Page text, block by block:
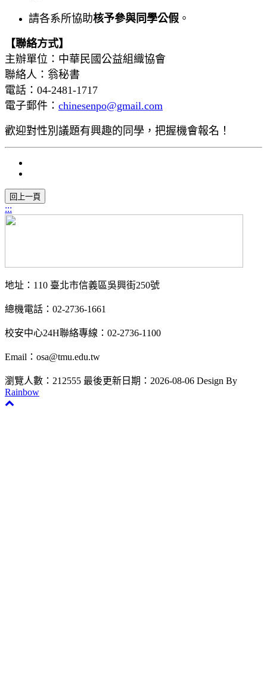
請各系所協助核予參與同學公假 。
【聯絡方式】
主辦單位：中華民國公益組織協會
聯絡人：翁秘書
電話：04-2481-1717
電子郵件： chinesenpo@gmail.com
歡迎對性別議題有興趣的同學，把握機會報名！
:::
地址：110 臺北市信義區吳興街250號
總機電話：02-2736-1661
校安中心24H聯絡專線：02-2736-1100
Email：osa@tmu.edu.tw
瀏覽人數：212555 最後更新日期：2026-08-06 Design By
Rainbow